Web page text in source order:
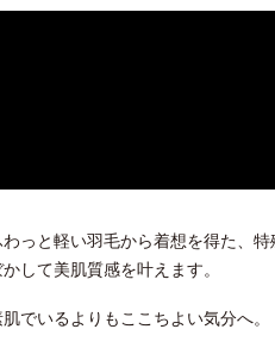
っと軽い羽毛から着想を得た、
して美肌質感を叶えます。
でいるよりもここちよい気分へ。